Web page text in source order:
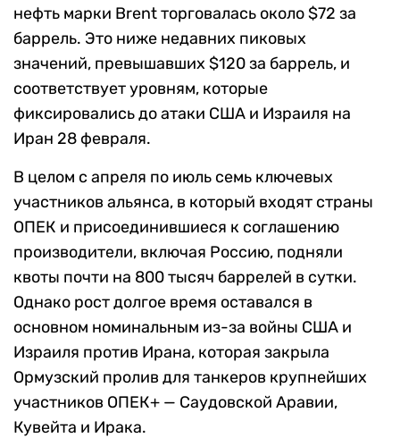
нефть марки Brent торговалась около $72 за
баррель. Это ниже недавних пиковых
значений, превышавших $120 за баррель, и
соответствует уровням, которые
фиксировались до атаки США и Израиля на
Иран 28 февраля.
В целом с апреля по июль семь ключевых
участников альянса, в который входят страны
ОПЕК и присоединившиеся к соглашению
производители, включая Россию, подняли
квоты почти на 800 тысяч баррелей в сутки.
Однако рост долгое время оставался в
основном номинальным из-за войны США и
Израиля против Ирана, которая закрыла
Ормузский пролив для танкеров крупнейших
участников ОПЕК+ — Саудовской Аравии,
Кувейта и Ирака.